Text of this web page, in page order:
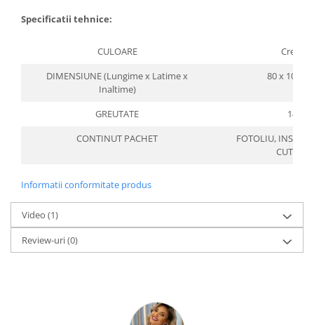
Specificatii tehnice:
CULOARE
Crem
DIMENSIUNE (Lungime x Latime x
Inaltime)
80 x 100 x
GREUTATE
14
CONTINUT PACHET
FOTOLIU,
CUTTER
Informatii conformitate produs
Video (1)
Review-uri(0)